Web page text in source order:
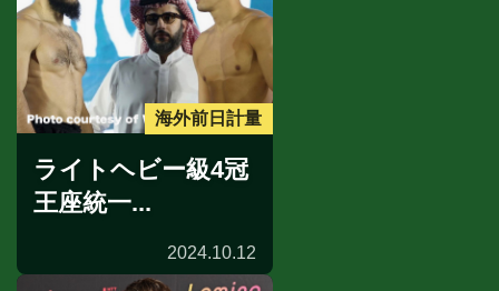
海外前日計量
ライトヘビー級4冠
王座統一...
2024.10.12